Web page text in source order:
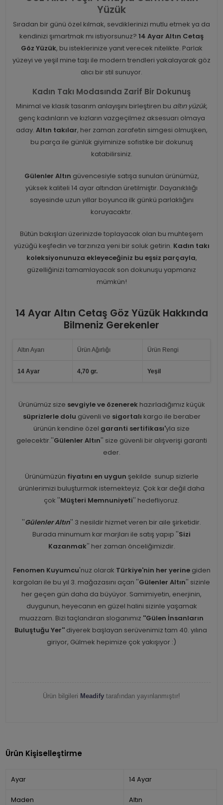
Yüzük
Sıradan bir günü özel kılmak, sevdiklerinizi mutlu etmek ya da
kendinizi şımartmak mı istiyorsunuz? 14 Ayar Altın Cetaş
Göz Yüzük, bu isteklerinize yanıt verecek nitelikte. Parlak
yüzeyi ve yeşil mine taşı ile modern trendleri yakalayarak göz
alıcı bir stil sunuyor.
Kadın Takı Modasında Zarif Bir Dokunuş
Minimal ve klasik tasarım anlayışını birleştiren bu altın yüzük,
genç kadınların ve kızların vazgeçilmez aksesuarı olmaya
aday. Altın takılar, her zaman zarafetin simgesi olmuşken,
bu parça ile günlük giyiminize sofistike bir dokunuş
katabilirsiniz.
Gülenler Altın güvencesiyle satışa sunulan ürünümüz,
yüksek kaliteli 14 ayar altından üretilmiştir. Dayanıklılığı
sayesinde uzun yıllar boyunca ilk günkü parlaklığını
koruyacaktır.
Bütün bakışları üzerinizde toplayacak olan bu muhteşem
yüzüğü keşfedin ve tarzınıza yeni bir soluk getirin. Kadın takı
koleksiyonunuza ekleyeceğiniz bu eşsiz parçayla,
güzelliğinizi tamamlayacak son dokunuşu yapmanız
mümkün!
14 Ayar Altın Cetaş Göz Yüzük Hakkında
Bilmeniz Gerekenler
Altın Ayarı Ürün Ağırlığı Ürün Rengi
14 Ayar 4,70 gr. Yeşil
Ürünümüz size sevgiyle ve özenerekhazırladığımız küçük
süprizlerle dolu güvenli ve sigortalı kargo ile beraber
ürünün kendine özel garanti sertifikası'yla size
gelecektir.''Gülenler Altın'' size güvenli bir alışverişi garanti
eder.
Ürünümüzün fiyatını en uygun şekilde sunup sizlerle
ürünlerimizi buluşturmak istemekteyiz. Çok kar değil daha
çok ''Müşteri Memnuniyeti'' hedefliyoruz.
''Gülenler Altın'' 3 nesildir hizmet veren bir aile şirketidir.
Burada minumum kar marjları ile satış yapıp ''Sizi
Kazanmak'' her zaman önceliğimizdir.
Fenomen Kuyumcu'nuz olarak Türkiye'nin her yerinegiden
kargoları ile bu yıl 3. mağazasını açan ''Gülenler Altın'' sizinle
her geçen gün daha da büyüyor. Samimiyetin, enerjinin,
duygunun, heyecanın en güzel halini sizinle yaşamak
muazzam. Bizi taçlandıran sloganımız ''Gülen İnsanların
Buluştuğu Yer'' diyerek başlayan serüvenimiz tam 40. yılına
giriyor, Gülmek hepimize çok yakışıyor :)
Ürün bilgileri Meadify tarafından yayınlanmıştır!
Ürün Kişiselleştirme
Ayar 14 Ayar
Maden Altın